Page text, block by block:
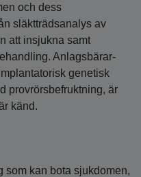
och dess
släktträdsanalys av
att insjukna samt
Anlagsbärar-
genetisk
provrörsbefruktning, är
känd.
som kan bota sjukdomen,